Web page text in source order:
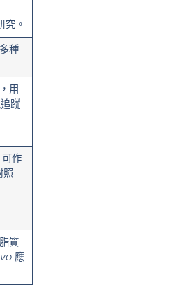
。
種
用
蹤
作
照
質
應